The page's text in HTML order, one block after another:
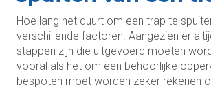
Hoe lang het duurt om een trap te
verschillende factoren. Aangezien er
stappen zijn die uitgevoerd moeten
vooral als het om een behoorlijke
bespoten moet worden zeker rekenen